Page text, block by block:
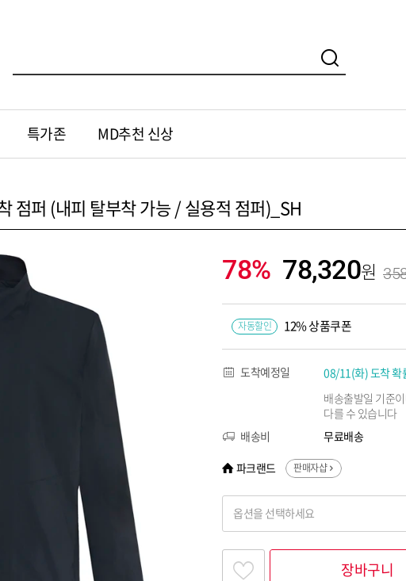
특가존 MD추천 신상
점퍼 (내피 탈부착 가능 / 실용적 점퍼)_SH
78% 78,320
자동할인 12% 상품쿠폰
도착예정일 08/11(화) 도착 확
배송출발일 기준
다를 수 있습니다
배송비
무료배송
파크랜드
판매자샵
옵션을 선택하세요
찾고싶은 옵션명을 입력해 주세요
장바구니